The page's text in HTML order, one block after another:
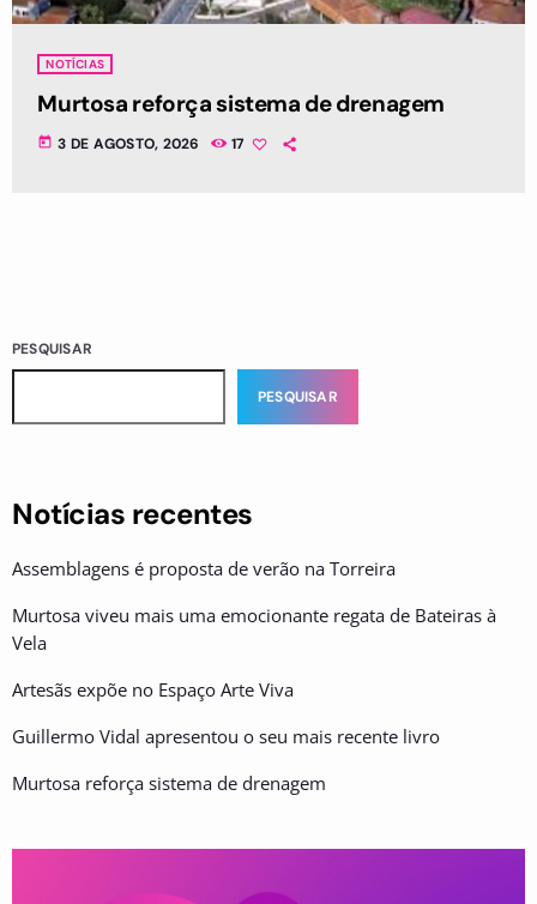
NOTÍCIAS
Murtosa reforça sistema de drenagem
today 3 DE AGOSTO, 2026 17
PESQUISAR
PESQUISAR
Notícias recentes
Assemblagens é proposta de verão na Torreira
Murtosa viveu mais uma emocionante regata de Bateiras à
Vela
Artesãs expõe no Espaço Arte Viva
Guillermo Vidal apresentou o seu mais recente livro
Murtosa reforça sistema de drenagem